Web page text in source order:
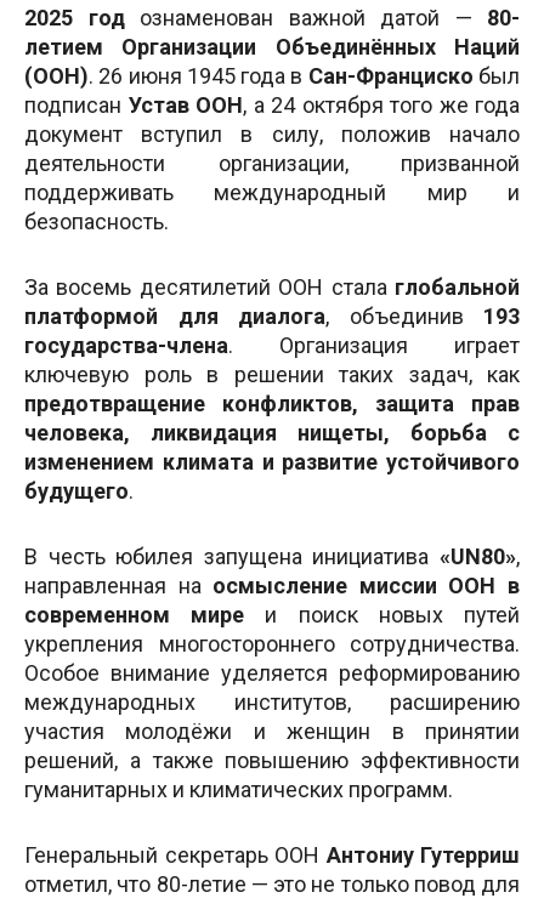
2025 годознаменован важной датой — 80-
летием Организации Объединённых Наций
(ООН). 26 июня 1945 года в Сан-Франциско был
подписан Устав ООН, а 24 октября того же года
документ вступил в силу, положив начало
деятельности организации, призванной
поддерживать международный мир и
безопасность.
За восемь десятилетий ООН стала глобальной
платформой для диалога, объединив 193
государства-члена. Организация играет
ключевую роль в решении таких задач, как
предотвращение конфликтов, защита прав
человека, ликвидация нищеты, борьба с
изменением климата и развитие устойчивого
будущего.
В честь юбилея запущена инициатива «UN80»,
направленная на осмысление миссии ООН в
современном мире и поиск новых путей
укрепления многостороннего сотрудничества.
Особое внимание уделяется реформированию
международных институтов, расширению
участия молодёжи и женщин в принятии
решений, а также повышению эффективности
гуманитарных и климатических программ.
Генеральный секретарь ООН Антониу Гутерриш
отметил, что 80-летие — это не только повод для